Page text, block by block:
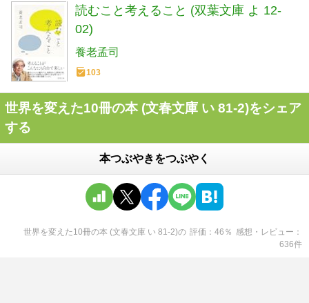
読むこと考えること (双葉文庫 よ 12-
02)
養老孟司
103
世界を変えた10冊の本 (文春文庫 い 81-2)をシェア
する
本つぶやきをつぶやく
世界を変えた10冊の本 (文春文庫 い 81-2)の 評価 46 ％ 感想・レビュー
636件